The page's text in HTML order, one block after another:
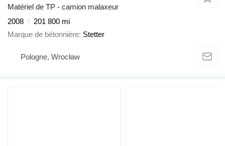
Matériel de TP - camion malaxeur
2008
201 800 mi
Marque de bétonnière Stetter
Pologne, Wrocław